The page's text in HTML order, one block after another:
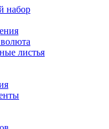
набор
листья